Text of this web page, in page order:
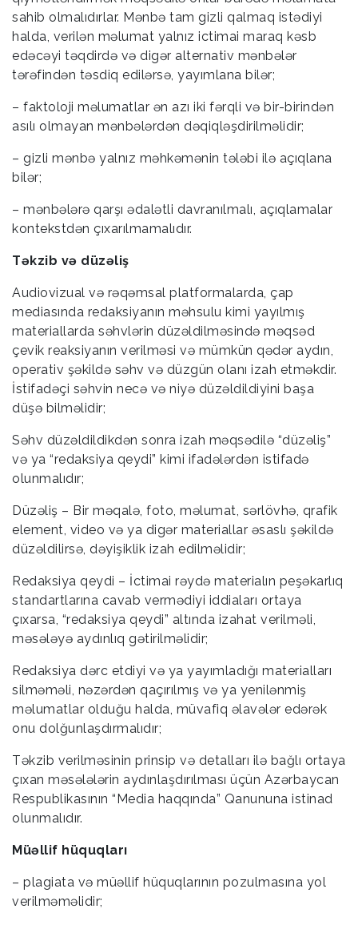
sahib olmalıdırlar. Mənbə tam gizli qalmaq istədiyi
halda, verilən məlumat yalnız ictimai maraq kəsb
edəcəyi təqdirdə və digər alternativ mənbələr
tərəfindən təsdiq edilərsə, yayımlana bilər;
– faktoloji məlumatlar ən azı iki fərqli və bir-birindən
asılı olmayan mənbələrdən dəqiqləşdirilməlidir;
– gizli mənbə yalnız məhkəmənin tələbi ilə açıqlana
bilər;
– mənbələrə qarşı ədalətli davranılmalı, açıqlamalar
kontekstdən çıxarılmamalıdır.
Təkzib və düzəliş
Audiovizual və rəqəmsal platformalarda, çap
mediasında redaksiyanın məhsulu kimi yayılmış
materiallarda səhvlərin düzəldilməsində məqsəd
çevik reaksiyanın verilməsi və mümkün qədər aydın,
operativ şəkildə səhv və düzgün olanı izah etməkdir.
İstifadəçi səhvin necə və niyə düzəldildiyini başa
düşə bilməlidir;
Səhv düzəldildikdən sonra izah məqsədilə “düzəliş”
və ya “redaksiya qeydi” kimi ifadələrdən istifadə
olunmalıdır;
Düzəliş – Bir məqalə, foto, məlumat, sərlövhə, qrafik
element, video və ya digər materiallar əsaslı şəkildə
düzəldilirsə, dəyişiklik izah edilməlidir;
Redaksiya qeydi – İctimai rəydə materialın peşəkarlıq
standartlarına cavab vermədiyi iddiaları ortaya
çıxarsa, “redaksiya qeydi” altında izahat verilməli,
məsələyə aydınlıq gətirilməlidir;
Redaksiya dərc etdiyi və ya yayımladığı materialları
silməməli, nəzərdən qaçırılmış və ya yenilənmiş
məlumatlar olduğu halda, müvafiq əlavələr edərək
onu dolğunlaşdırmalıdır;
Təkzib verilməsinin prinsip və detalları ilə bağlı ortaya
çıxan məsələlərin aydınlaşdırılması üçün Azərbaycan
Respublikasının “Media haqqında” Qanununa istinad
olunmalıdır.
Müəllif hüquqları
– plagiata və müəllif hüquqlarının pozulmasına yol
verilməməlidir;